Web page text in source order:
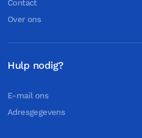
Contact
Over ons
Hulp nodig?
E-mail ons
Adresgegevens